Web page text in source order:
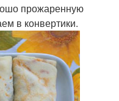
прожаренную
в конвертики.